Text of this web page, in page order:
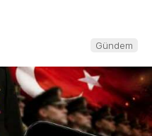
Gündem